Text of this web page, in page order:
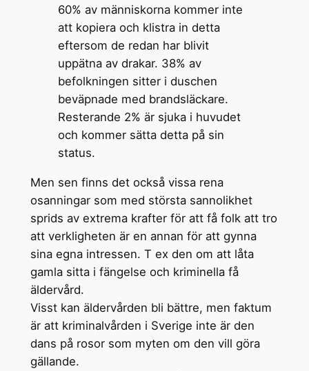
60% av människorna kommer inte
att kopiera och klistra in detta
eftersom de redan har blivit
uppätna av drakar. 38% av
befolkningen sitter i duschen
beväpnade med brandsläckare.
Resterande 2% är sjuka i huvudet
och kommer sätta detta på sin
status.
Men sen finns det också vissa rena
osanningar som med största sannolikhet
sprids av extrema krafter för att få folk att tro
att verkligheten är en annan för att gynna
sina egna intressen. T ex den om att låta
gamla sitta i fängelse och kriminella få
äldervård.
Visst kan äldervården bli bättre, men faktum
är att kriminalvården i Sverige inte är den
dans på rosor som myten om den vill göra
gällande.